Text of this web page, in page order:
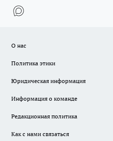
О нас
Политика этики
Юридическая информация
Информация о команде
Редакционная политика
Как с нами связаться